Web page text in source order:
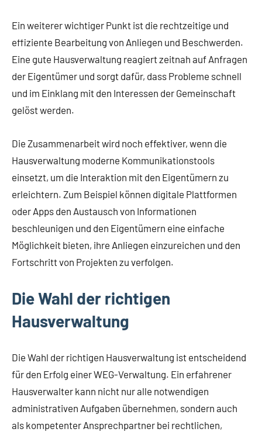
Ein weiterer wichtiger Punkt ist die rechtzeitige und
effiziente Bearbeitung von Anliegen und Beschwerden.
Eine gute Hausverwaltung reagiert zeitnah auf Anfragen
der Eigentümer und sorgt dafür, dass Probleme schnell
und im Einklang mit den Interessen der Gemeinschaft
gelöst werden.
Die Zusammenarbeit wird noch effektiver, wenn die
Hausverwaltung moderne Kommunikationstools
einsetzt, um die Interaktion mit den Eigentümern zu
erleichtern. Zum Beispiel können digitale Plattformen
oder Apps den Austausch von Informationen
beschleunigen und den Eigentümern eine einfache
Möglichkeit bieten, ihre Anliegen einzureichen und den
Fortschritt von Projekten zu verfolgen.
Die Wahl der richtigen
Hausverwaltung
Die Wahl der richtigen Hausverwaltung ist entscheidend
für den Erfolg einer WEG-Verwaltung. Ein erfahrener
Hausverwalter kann nicht nur alle notwendigen
administrativen Aufgaben übernehmen, sondern auch
als kompetenter Ansprechpartner bei rechtlichen,